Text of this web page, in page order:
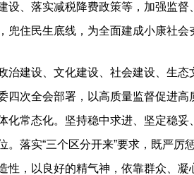
设、落实减税降费政策等，加强监
住民生底线，为全面建成小康社会
设、文化建设、社会建设、生态
次全会部署，以高质量监督促进高
常态化。坚持稳中求进、坚定稳妥
落实“三个区分开来”要求，既严厉
，以良好的精气神，依靠群众、凝